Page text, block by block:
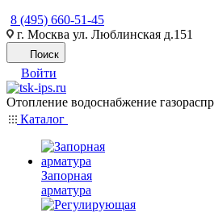
8 (495) 660-51-45
г. Москва ул. Люблинская д.151
Поиск
Войти
Отопление водоснабжение
Каталог
Запорная
арматура